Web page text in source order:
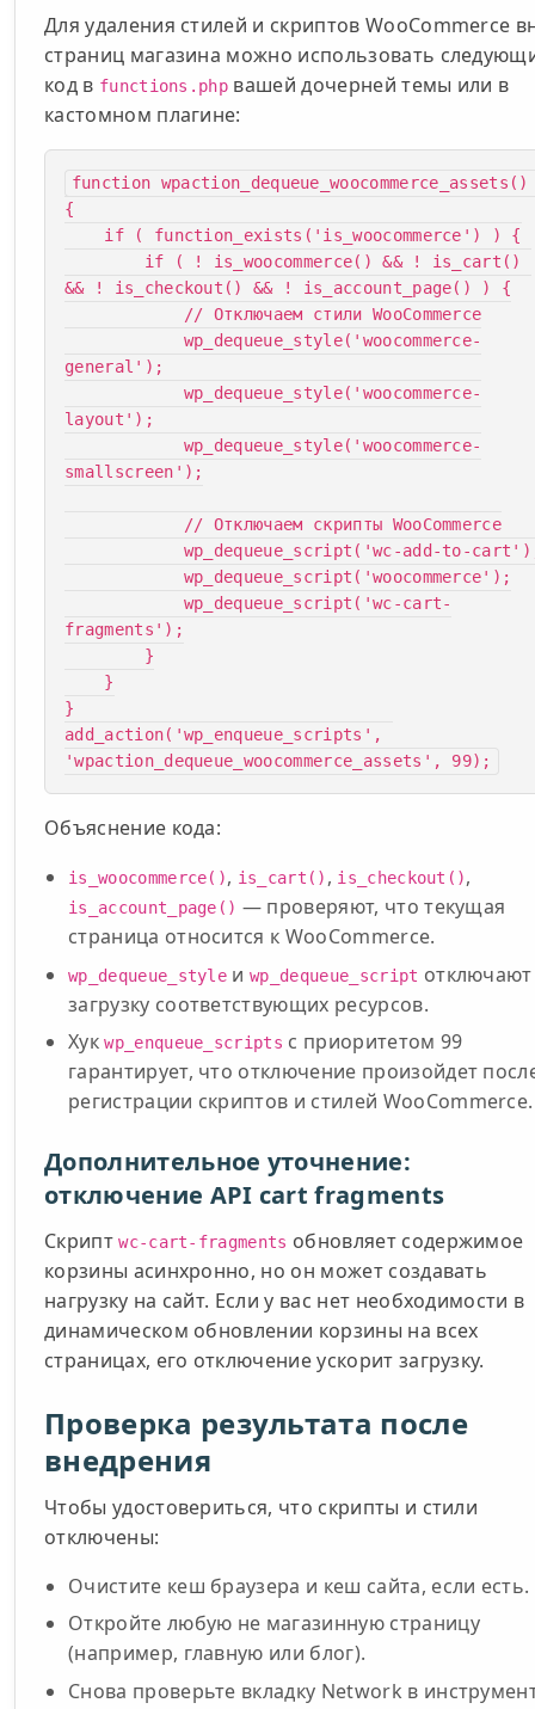
Для удаления стилей и скриптов WooCommerce
страниц магазина можно использовать
код в functions.php вашей дочерней темы или в
кастомном плагине:
function
{
&& ! is_checkout() && ! is_account_page() ) {
general');
layout');
smallscreen');
fragments');
}
add_action('wp_enqueue_scripts',
'wpaction_dequeue_woocommerce_assets', 99);
Объяснение кода:
is_woocommerce(), is_cart() , is_checkout(),
is_account_page() — проверяют, что текущая
страница относится к WooCommerce.
wp_dequeue_style иwp_dequeue_script отключают
загрузку соответствующих ресурсов.
Хукwp_enqueue_scripts с приоритетом 99
гарантирует, что отключение произойдет
регистрации скриптов и стилей WooCommerce.
Дополнительное уточнение:
отключение API cart fragments
Скриптwc-cart-fragments обновляет содержимое
корзины асинхронно, но он может создавать
нагрузку на сайт. Если у вас нет необходимости в
динамическом обновлении корзины на всех
страницах, его отключение ускорит загрузку.
Проверка результата после
внедрения
Чтобы удостовериться, что скрипты и стили
отключены:
Очистите кеш браузера и кеш сайта, если есть.
Откройте любую не магазинную страницу
(например, главную или блог).
Снова проверьте вкладку Network в